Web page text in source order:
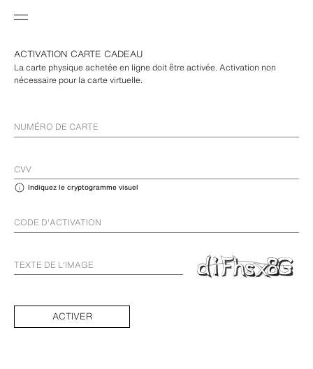
ACTIVATION CARTE CADEAU
La carte physique achetée en ligne doit être activée. Activation non
nécessaire pour la carte virtuelle.
NUMÉRO DE CARTE
CVV
Indiquez le cryptogramme visuel
CODE D'ACTIVATION
TEXTE DE L'IMAGE
ACTIVER